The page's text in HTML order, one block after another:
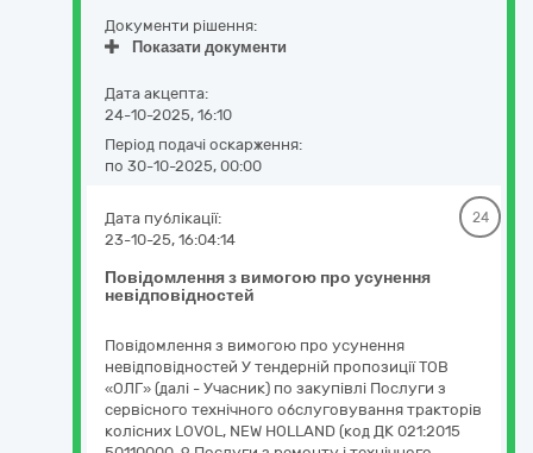
Документи рішення:
Показати документи
Дата акцепта:
24-10-2025, 16:10
Період подачі оскарження:
по 30-10-2025, 00:00
Повідомлення з вимогою про усунення
невідповідностей
Дата публікації:
23-10-25, 16:04:14
24
Повідомлення з вимогою про усунення
невідповідностей У тендерній пропозиції ТОВ
«ОЛГ» (далі - Учасник) по закупівлі Послуги з
сервісного технічного обслуговування тракторів
колісних LOVOL, NEW HOLLAND (код ДК 021:2015